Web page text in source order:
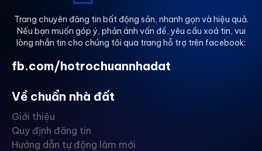
Trang chuyên đăng tin bất động sản, nhanh gọn và hiệu quả.
Nếu bạn muốn góp ý, phản ánh vấn đề, yêu cầu xoá tin, vui
lòng nhắn tin cho chúng tôi qua trang hỗ trợ trên facebook:
fb.com/hotrochuannhadat
Về chuẩn nhà đất
Giới thiệu
Quy định đăng tin
Hướng dẫn tự động làm mới